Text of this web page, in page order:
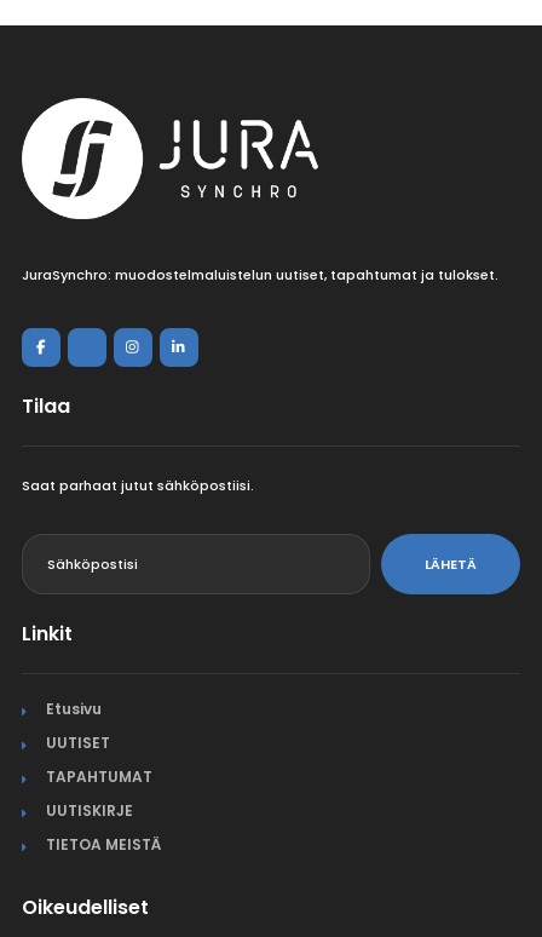
JuraSynchro: muodostelmaluistelun uutiset, tapahtumat ja tulokset.
Tilaa
Saat parhaat jutut sähköpostiisi.
LÄHETÄ
Linkit
Etusivu
UUTISET
TAPAHTUMAT
UUTISKIRJE
TIETOA MEISTÄ
Oikeudelliset